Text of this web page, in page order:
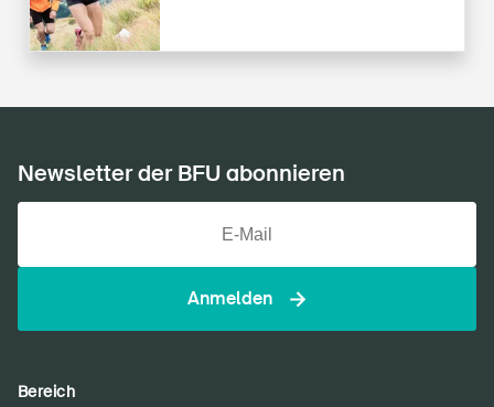
Newsletter der BFU abonnieren
Anmelden
Bereich